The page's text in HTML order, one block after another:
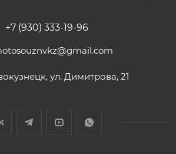
+7 (930) 333-19-96
ул. Димитрова, 21